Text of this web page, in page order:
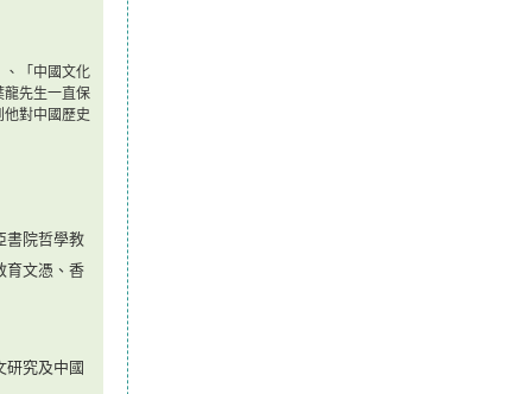
、「中國文化
龍先生一直保
對中國歷史
書院哲學教
育文憑、香
研究及中國